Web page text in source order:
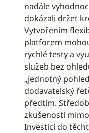
nadále
dokázali držet
Vytvořením
platforem
rychlé testy a
služeb bez
„jednotný
dodavatelský
předtím.
zkušeností
Investicí do